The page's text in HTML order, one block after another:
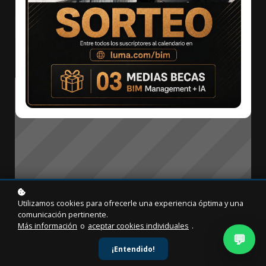
¡Inscripción gratuita!
💬
Utilizamos cookies para ofrecerle una experiencia óptima y una
comunicación pertinente.
Más información o aceptar cookies individuales .
¡Entendido!